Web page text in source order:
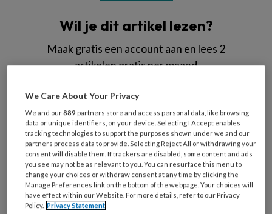
Wil je dit artikel lezen?
Maak gratis een account aan en lees 2
artikelen gratis per maand
Al een account of abonnement?
Wat
is
je
e-
mailadres?
* *
Kies
je
wachtwoord*
We Care About Your Privacy
We and our889 partners store and access personal data, like browsing
data or unique identifiers, on your device. Selecting I Accept enables
tracking technologies to support the purposes shown under we and our
partners process data to provide. Selecting Reject All or withdrawing your
consent will disable them. If trackers are disabled, some content and ads
you see may not be as relevant to you. You can resurface this menu to
change your choices or withdraw consent at any time by clicking the
Manage Preferences link on the bottom of the webpage. Your choices will
have effect within our Website. For more details, refer to our Privacy
Policy. Privacy Statement